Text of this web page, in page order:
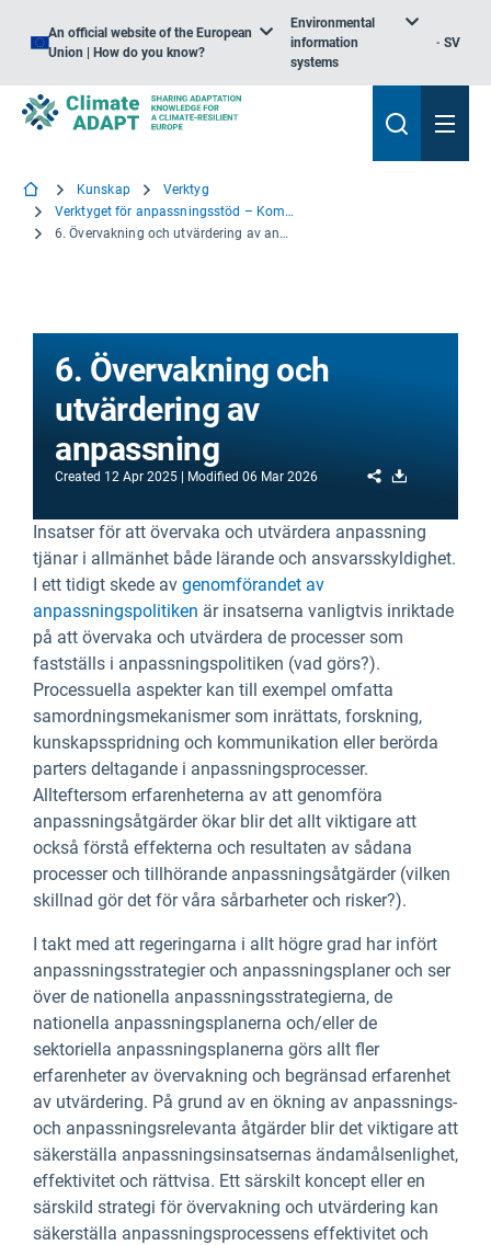
An official website of the European
Union | How do you know?
Environmental
information
systems
SV
Kunskap
Verktyg
Verktyget för anpassningsstöd – Komma igång
6. Övervakning och utvärdering av anpassning
6. Övervakning och
utvärdering av
anpassning
Created 12 Apr 2025 Modified 06 Mar 2026 Share
Insatser för att övervaka och utvärdera anpassning
tjänar i allmänhet både lärande och ansvarsskyldighet.
I ett tidigt skede av genomförandet av
anpassningspolitiken är insatserna vanligtvis inriktade
på att övervaka och utvärdera de processer som
fastställs i anpassningspolitiken (vad görs?).
Processuella aspekter kan till exempel omfatta
samordningsmekanismer som inrättats, forskning,
kunskapsspridning och kommunikation eller berörda
parters deltagande i anpassningsprocesser.
Allteftersom erfarenheterna av att genomföra
anpassningsåtgärder ökar blir det allt viktigare att
också förstå effekterna och resultaten av sådana
processer och tillhörande anpassningsåtgärder (vilken
skillnad gör det för våra sårbarheter och risker?).
I takt med att regeringarna i allt högre grad har infört
anpassningsstrategier och anpassningsplaner och ser
över de nationella anpassningsstrategierna, de
nationella anpassningsplanerna och/eller de
sektoriella anpassningsplanerna görs allt fler
erfarenheter av övervakning och begränsad erfarenhet
av utvärdering. På grund av en ökning av anpassnings-
och anpassningsrelevanta åtgärder blir det viktigare att
säkerställa anpassningsinsatsernas ändamålsenlighet,
effektivitet och rättvisa. Ett särskilt koncept eller en
särskild strategi för övervakning och utvärdering kan
säkerställa anpassningsprocessens effektivitet och